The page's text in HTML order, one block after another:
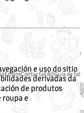
EnvíosContactaFAQGuía de
e uso do sitio
derivadas da
de produtos
roupa e